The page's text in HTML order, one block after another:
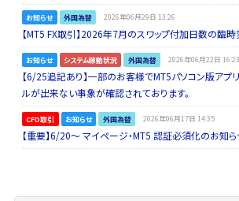
お知らせ 外国為替 2026年06月29日 13:26
【MT5 FX取引】2026年7月のスワップ付加日数の臨
お知らせ システム稼動状況 外国為替 2026年06月22日 16:23
【6/25追記あり】一部のお客様でMT5パソコン版アプ
ルが出来ない事象が確認されております。
CFD取引 お知らせ 外国為替 2026年06月17日 14:35
【重要】6/20～ マイページ・MT5 認証必須化のお知